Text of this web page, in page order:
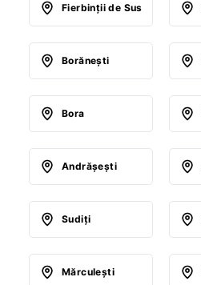
Fierbinţii de Sus
Borăneşti
Bora
Andrăşeşti
Sudiţi
Mărculeşti